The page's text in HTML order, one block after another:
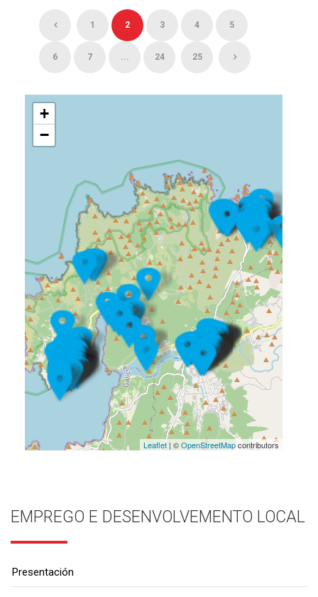
1 2 3 4 5
6 7 ... 24 25
+
−
Leaflet| ©OpenStreetMapcontributors
EMPREGO E DESENVOLVEMENTO LOCAL
Presentación